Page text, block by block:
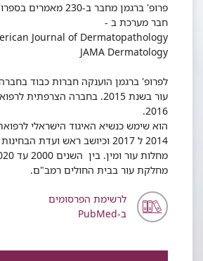
פרופ' ברגמן מחבר ב-230
חבר מערכת ב -
Journal of Dermatopathology
JAMA Dermatology
לפרופ' ברגמן הוענקה חברות כבוד
עור בשנת 2015. בחברה הצרפתית
2016.
הוא שימש כנשיא האיגוד הישראלי לרפואת
2014 ל 2017 וכיושב ראש ועדת
מחלקת עור בבית החולים רמב"ם.
לרשימת הפרסומים
ב-PubMed